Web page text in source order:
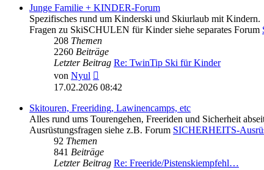
Junge Familie + KINDER-Forum
Spezifisches rund um Kinderski und Skiurlaub mit Kindern.
Fragen zu SkiSCHULEN für Kinder siehe separates Forum
208 Themen
2260 Beiträge
Letzter Beitrag Re: TwinTip Ski für Kinder
von Nyul
Beitrag
17.02.2026 08:42
Skitouren, Freeriding, Lawinencamps, etc
Alles rund ums Tourengehen, Freeriden und Sicherheit
Ausrüstungsfragen siehe z.B. Forum SICHERHEITS-
92 Themen
841 Beiträge
Letzter Beitrag Re: Freeride/Pistenskiempfehl…